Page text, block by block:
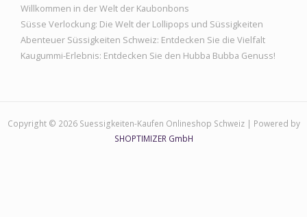
Willkommen in der Welt der Kaubonbons
Süsse Verlockung: Die Welt der Lollipops und Süssigkeiten
Abenteuer Süssigkeiten Schweiz: Entdecken Sie die Vielfalt
Kaugummi-Erlebnis: Entdecken Sie den Hubba Bubba Genuss!
Copyright © 2026 Suessigkeiten-Kaufen Onlineshop Schweiz | Powered by
SHOPTIMIZER GmbH